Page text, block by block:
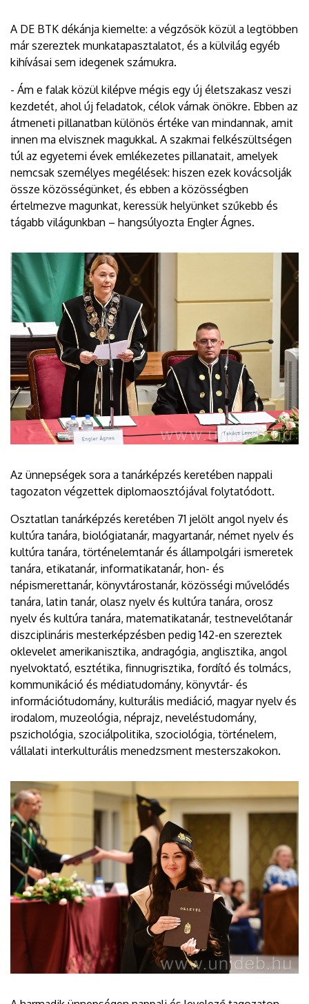
A DE BTK dékánja kiemelte: a végzősök közül a legtöbben
már szereztek munkatapasztalatot, és a külvilág egyéb
kihívásai sem idegenek számukra.
- Ám e falak közül kilépve mégis egy új életszakasz veszi
kezdetét, ahol új feladatok, célok várnak önökre. Ebben az
átmeneti pillanatban különös értéke van mindannak, amit
innen ma elvisznek magukkal. A szakmai felkészültségen
túl az egyetemi évek emlékezetes pillanatait, amelyek
nemcsak személyes megélések: hiszen ezek kovácsolják
össze közösségünket, és ebben a közösségben
értelmezve magunkat, keressük helyünket szűkebb és
tágabb világunkban – hangsúlyozta Engler Ágnes.
Az ünnepségek sora a tanárképzés keretében nappali
tagozaton végzettek diplomaosztójával folytatódott.
Osztatlan tanárképzés keretében 71 jelölt angol nyelv és
kultúra tanára, biológiatanár, magyartanár, német nyelv és
kultúra tanára, történelemtanár és állampolgári ismeretek
tanára, etikatanár, informatikatanár, hon- és
népismerettanár, könyvtárostanár, közösségi művelődés
tanára, latin tanár, olasz nyelv és kultúra tanára, orosz
nyelv és kultúra tanára, matematikatanár, testnevelőtanár
diszciplináris mesterképzésben pedig 142-en szereztek
oklevelet amerikanisztika, andragógia, anglisztika, angol
nyelvoktató, esztétika, finnugrisztika, fordító és tolmács,
kommunikáció és médiatudomány, könyvtár- és
információtudomány, kulturális mediáció, magyar nyelv és
irodalom, muzeológia, néprajz, neveléstudomány,
pszichológia, szociálpolitika, szociológia, történelem,
vállalati interkulturális menedzsment mesterszakokon.